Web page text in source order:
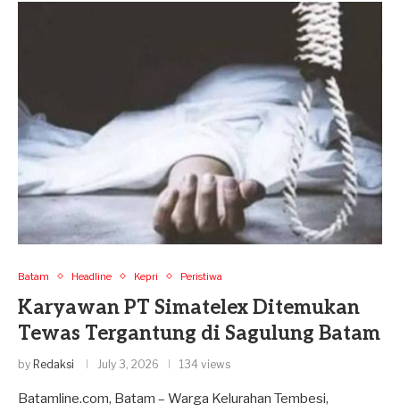
Batam Headline Kepri Peristiwa
Karyawan PT Simatelex Ditemukan
Tewas Tergantung di Sagulung Batam
by Redaksi July 3, 2026 134 views
Batamline.com, Batam – Warga Kelurahan Tembesi,